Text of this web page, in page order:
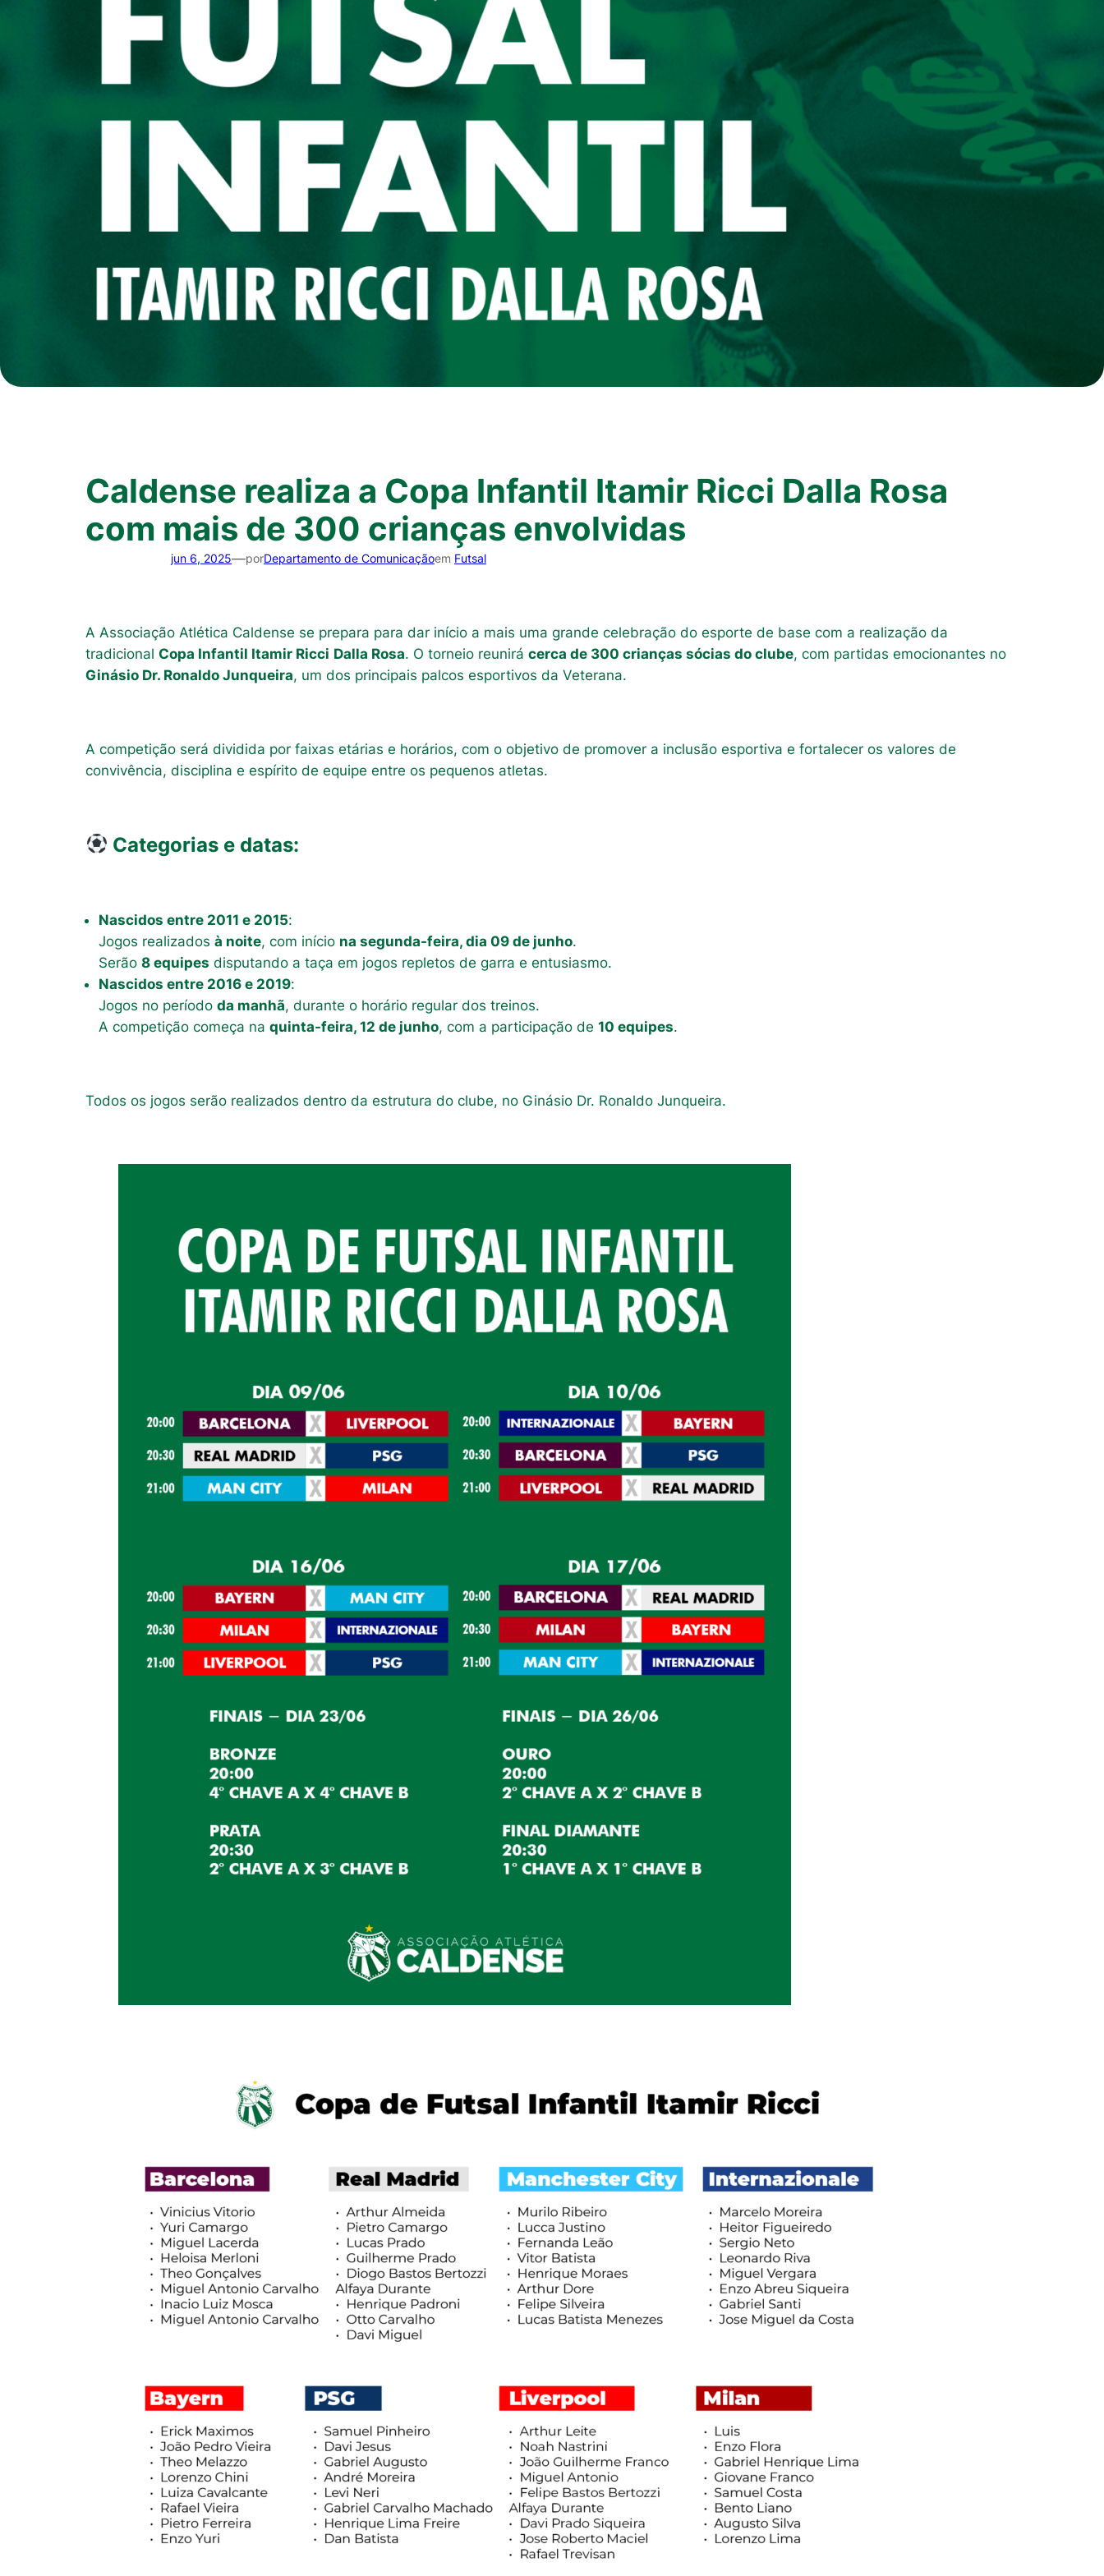
Caldense realiza a Copa Infantil Itamir Ricci Dalla Rosa
com mais de 300 crianças envolvidas
jun 6, 2025—porDepartamento de Comunicaçãoem Futsal
A Associação Atlética Caldense se prepara para dar início a mais uma grande celebração do esporte de base com a realização da
tradicional Copa Infantil Itamir Ricci Dalla Rosa. O torneio reunirá cerca de 300 crianças sócias do clube, com partidas emocionantes no
Ginásio Dr. Ronaldo Junqueira, um dos principais palcos esportivos da Veterana.
A competição será dividida por faixas etárias e horários, com o objetivo de promover a inclusão esportiva e fortalecer os valores de
convivência, disciplina e espírito de equipe entre os pequenos atletas.
Categorias e datas:
Nascidos entre 2011 e 2015:
Jogos realizados à noite, com início na segunda-feira, dia 09 de junho.
Serão 8 equipes disputando a taça em jogos repletos de garra e entusiasmo.
Nascidos entre 2016 e 2019:
Jogos no período da manhã, durante o horário regular dos treinos.
A competição começa na quinta-feira, 12 de junho, com a participação de 10 equipes.
Todos os jogos serão realizados dentro da estrutura do clube, no Ginásio Dr. Ronaldo Junqueira.